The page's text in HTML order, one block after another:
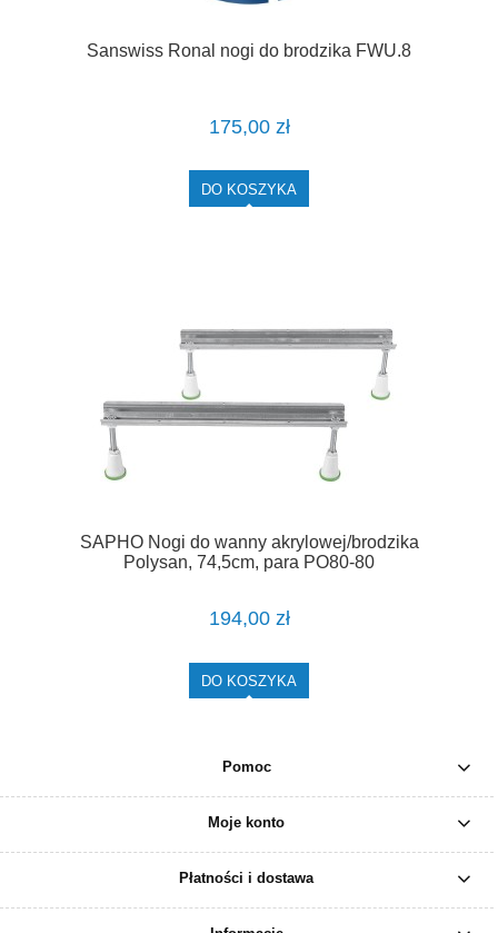
Sanswiss Ronal nogi do brodzika FWU.8
175,00 zł
DO KOSZYKA
SAPHO Nogi do wanny akrylowej/brodzika
Polysan, 74,5cm, para PO80-80
194,00 zł
DO KOSZYKA
Pomoc
Moje konto
Płatności i dostawa